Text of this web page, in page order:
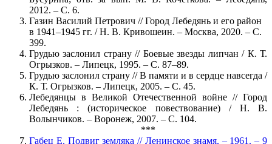
2012. – С. 6.
Газин Василий Петрович // Город Лебедянь и его район
в 1941–1945 гг. / Н. В. Кривошеин. – Москва, 2020. – С.
399.
Грудью заслонил страну // Боевые звезды липчан / К. Т.
Огрызков. – Липецк, 1995. – С. 87–89.
Грудью заслонил страну // В памяти и в сердце навсегда /
К. Т. Огрызков. – Липецк, 2005. – С. 45.
Лебедянцы в Великой Отечественной войне // Город
Лебедянь : (историческое повествование) / Н. В.
Волынчиков. – Воронеж, 2007. – С. 104.
***
Габец Е. Подвиг земляка // Ленинское знамя. – 1961. – 9